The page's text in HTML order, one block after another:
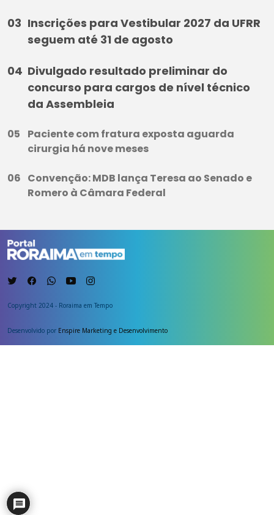
Inscrições para Vestibular 2027 da UFRR
seguem até 31 de agosto
Divulgado resultado preliminar do
concurso para cargos de nível técnico
da Assembleia
Paciente com fratura exposta aguarda
cirurgia há nove meses
Convenção: MDB lança Teresa ao Senado e
Romero à Câmara Federal
Copyright 2024 - Roraima em Tempo
Desenvolvido por Enspire Marketing e Desenvolvimento